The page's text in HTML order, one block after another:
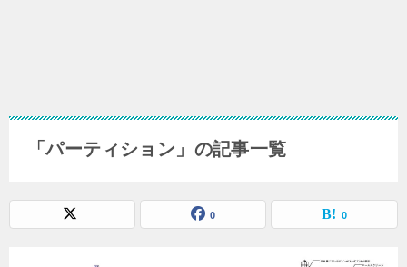
「パーティション」の記事一覧
0 0